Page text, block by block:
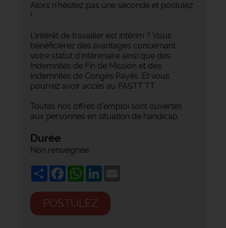
Alors n’hésitez pas une seconde et postulez
!
L’intérêt de travailler est intérim ? Vous
bénéficierez des avantages concernant
votre statut d'intérimaire ainsi que des
Indemnités de Fin de Mission et des
Indemnités de Congés Payés. Et vous
pourrez avoir accès au FASTT TT.
Toutes nos offres d’emploi sont ouvertes
aux personnes en situation de handicap.
Durée
Non renseignée
ShareFacebookWhatsApp
LinkedIn
POSTULEZ